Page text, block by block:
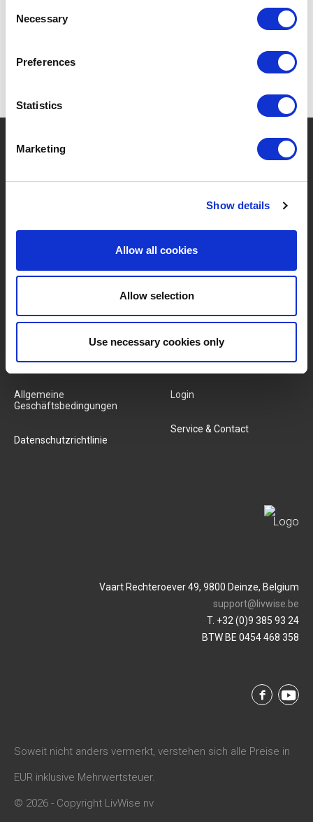
Selection
Necessary
Preferences
Statistics
Marketing
Show details
Allow all cookies
Allow selection
Use necessary cookies only
?
Neue Produkte
ÜBER LIVWISE
Über Uns
Stellenangebote
SERVICES
Allgemeine
Geschäftsbedingungen
Datenschutzrichtlinie
MY LIVWISE-PRO LOGIN
Login
Service & Contact
Vaart Rechteroever 49, 9800 Deinze, Belgium
support@livwise.be
T. +32 (0)9 385 93 24
BTW BE 0454 468 358
Soweit nicht anders vermerkt, verstehen sich alle Preise in
EUR inklusive Mehrwertsteuer.
© 2026 - Copyright LivWise nv